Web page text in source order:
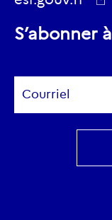
ec.europa.eu
S’abonner